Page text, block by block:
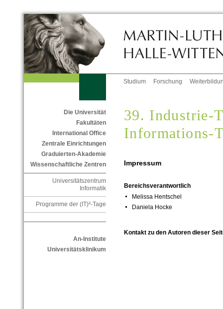
Studium Forschung
Die Universität
Fakultäten
International Office
Zentrale Einrichtungen
Graduierten-Akademie
Wissenschaftliche Zentren
Universitätszentrum
Informatik
Programme der (IT)²-Tage
An-Institute
Universitätsklinikum
39. Industrie-
Informations-
Impressum
Bereichsverantwortlich
Melissa Hentschel
Daniela Hocke
Kontakt zu den Autoren dieser